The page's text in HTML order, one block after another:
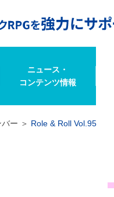
ニュース・
コンテンツ情報
ー Role & Roll Vol.95